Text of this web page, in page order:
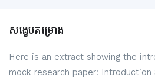
សង្ខេបគម្រោង
Here is an extract showing the
mock research paper: Introduction